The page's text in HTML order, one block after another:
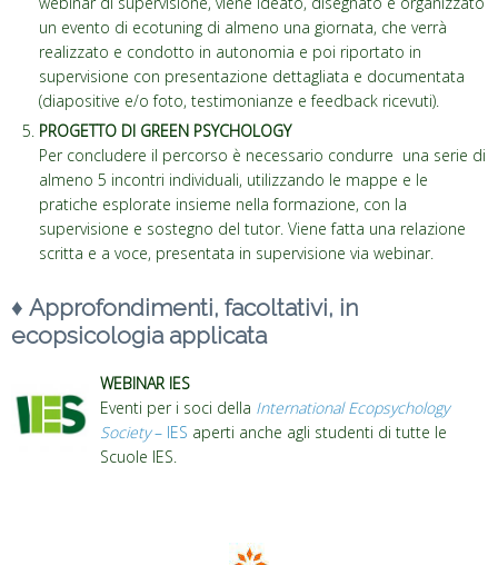
un evento di ecotuning di almeno una giornata, che verrà
realizzato e condotto in autonomia e poi riportato in
supervisione con presentazione dettagliata e documentata
(diapositive e/o foto, testimonianze e feedback ricevuti).
PROGETTO DI GREEN PSYCHOLOGY
Per concludere il percorso è necessario condurre una serie di
almeno 5 incontri individuali, utilizzando le mappe e le
pratiche esplorate insieme nella formazione, con la
supervisione e sostegno del tutor. Viene fatta una relazione
scritta e a voce, presentata in supervisione via webinar.
♦ Approfondimenti, facoltativi, in
ecopsicologia applicata
WEBINAR IES
Eventi per i soci della International Ecopsychology
Society– IES aperti anche agli studenti di tutte le
Scuole IES.